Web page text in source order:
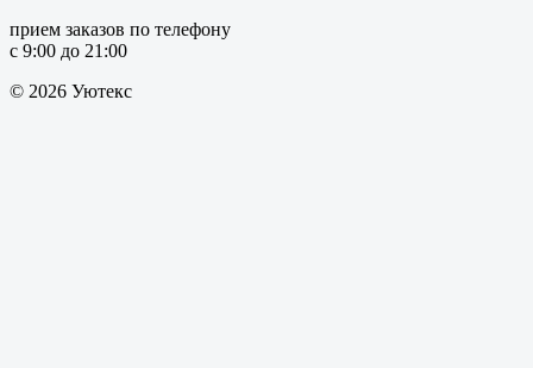
прием заказов по телефону
с 9:00 до 21:00
© 2026 Уютекс